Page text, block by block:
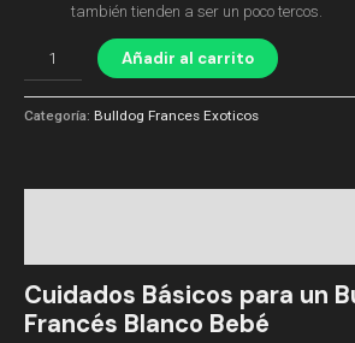
también tienden a ser un poco tercos.
Añadir al carrito
Categoría: Bulldog Frances Exoticos
Cuidados Básicos para un
Francés Blanco Bebé